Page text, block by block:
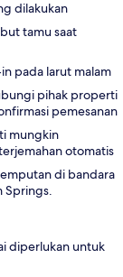
dilakukan
tamu saat
pada larut malam
pihak properti
pemesanan
mungkin
otomatis
di bandara
Springs.
diperlukan untuk